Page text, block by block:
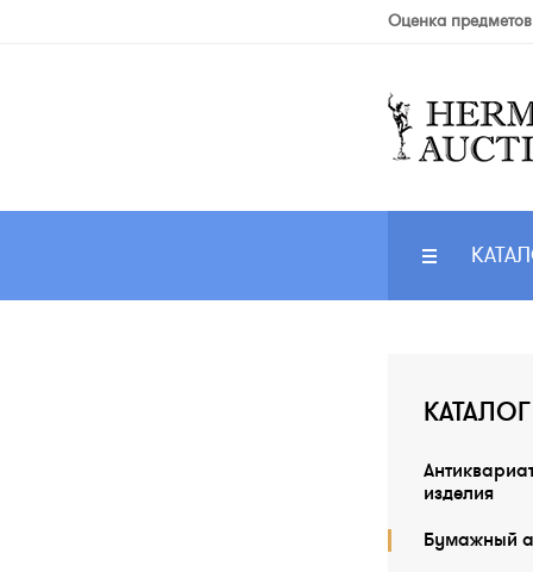
Оценка
изделия
Бумажный